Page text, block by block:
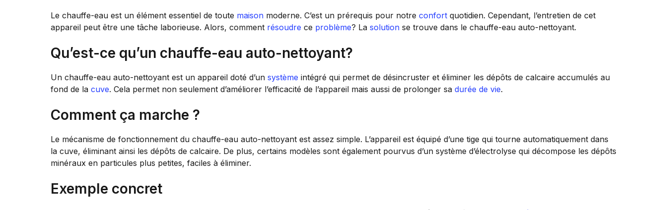
Le chauffe-eau est un élément essentiel de toute maison moderne. C’est un prérequis pour notre confort quotidien. Cependant, l’entretien de cet
appareil peut être une tâche laborieuse. Alors, comment résoudre ce problème? La solution se trouve dans le chauffe-eau auto-nettoyant.
Qu’est-ce qu’un chauffe-eau auto-nettoyant?
Un chauffe-eau auto-nettoyant est un appareil doté d’un système intégré qui permet de désincruster et éliminer les dépôts de calcaire accumulés au
fond de la cuve. Cela permet non seulement d’améliorer l’efficacité de l’appareil mais aussi de prolonger sa durée de vie.
Comment ça marche ?
Le mécanisme de fonctionnement du chauffe-eau auto-nettoyant est assez simple. L’appareil est équipé d’une tige qui tourne automatiquement dans
la cuve, éliminant ainsi les dépôts de calcaire. De plus, certains modèles sont également pourvus d’un système d’électrolyse qui décompose les dépôts
minéraux en particules plus petites, faciles à éliminer.
Exemple concret